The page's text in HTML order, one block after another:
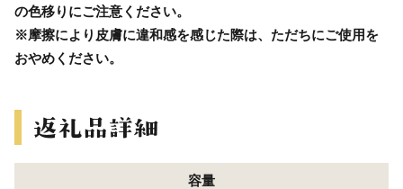
の色移りにご注意ください。
※摩擦により皮膚に違和感を感じた際は、ただちにご使用を
おやめください。
容量